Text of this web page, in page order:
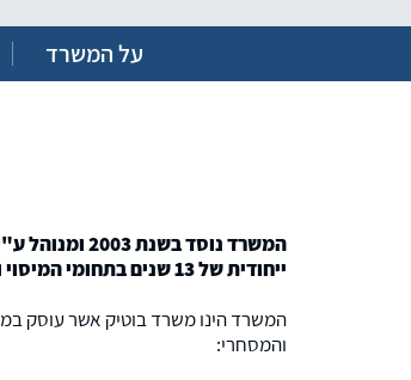
על המשרד
המשרד נוסד
ייחודית של 13 שנים בתחומי המיסוי ושוק ההון.
המשרד הינו משרד בוטיק אשר עוסק
והמסחרי: